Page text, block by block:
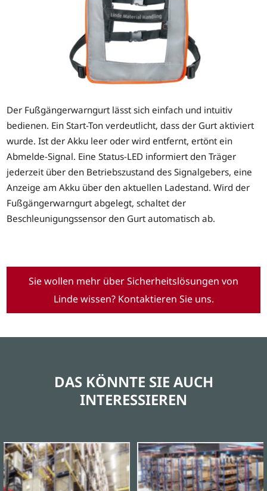
Der Fußgängerwarngurt lässt sich einfach und intuitiv
bedienen. Ein Start-Ton verdeutlicht, dass der Gurt aktiviert
wurde. Ist der Akku leer oder wird entfernt, ertönt ein
Abmelde-Signal. Eine Status-LED informiert den Träger
jederzeit über den Betriebszustand des Signalgebers, eine
Anzeige am Akku über den aktuellen Ladestand. Wird der
Fußgängerwarngurt abgelegt, schaltet der
Beschleunigungssensor den Gurt automatisch ab.
Sie wollen mehr über Sicherheitslösungen von
Linde wissen? Kontaktieren Sie uns.
DAS KÖNNTE SIE AUCH
INTERESSIEREN